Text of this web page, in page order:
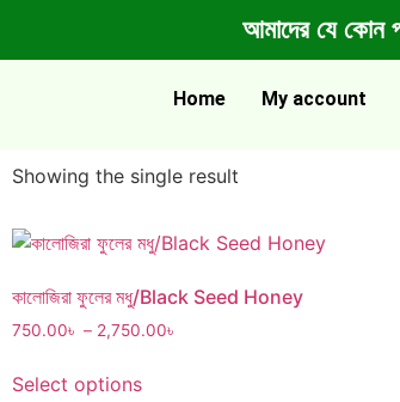
আমাদের যে
Home My account
Showing the single result
কালোজিরা ফুলের মধু/Black Seed Honey
750.00৳ – 2,750.00৳
Select options